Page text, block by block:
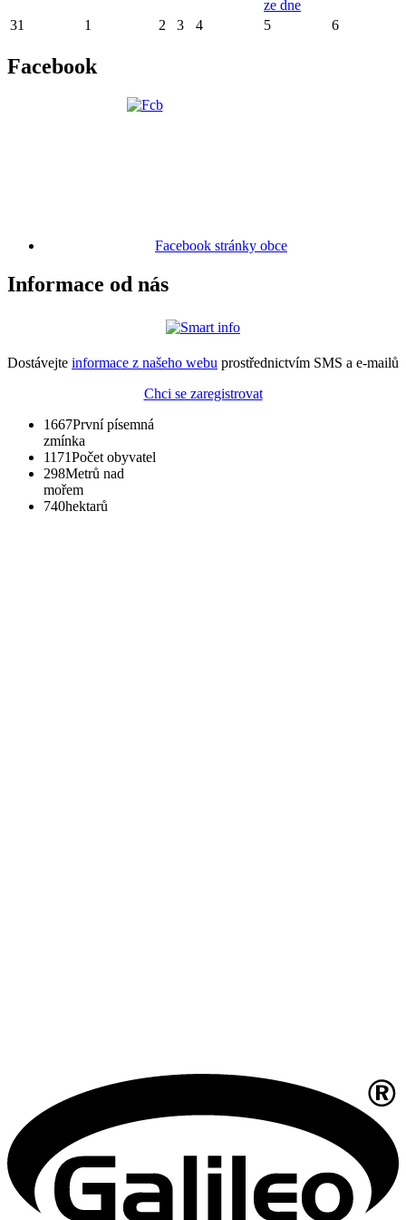
ze dne
31 1 2 3 4 5 6
Facebook
Facebook stránky obce
Informace od nás
Dostávejte informace z našeho webu prostřednictvím SMS a e-mailů
Chci se zaregistrovat
1667První písemná
zmínka
1171Počet obyvatel
298Metrů nad
mořem
740hektarů